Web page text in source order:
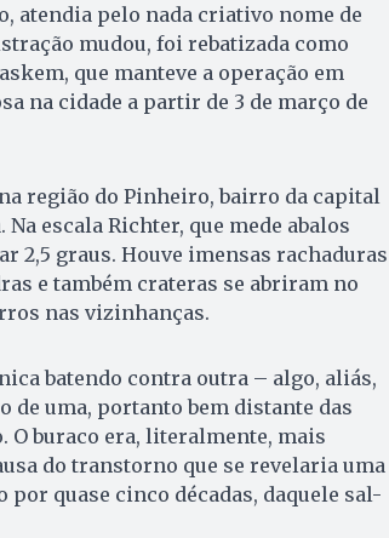
atendia pelo nada criativo nome de
mudou, foi rebatizada como
que manteve a operação em
na cidade a partir de 3 de março de
região do Pinheiro, bairro da capital
escala Richter, que mede abalos
2,5 graus. Houve imensas rachaduras
e também crateras se abriram no
nas vizinhanças.
batendo contra outra – algo, aliás,
uma, portanto bem distante das
O buraco era, literalmente, mais
do transtorno que se revelaria uma
quase cinco décadas, daquele sal-